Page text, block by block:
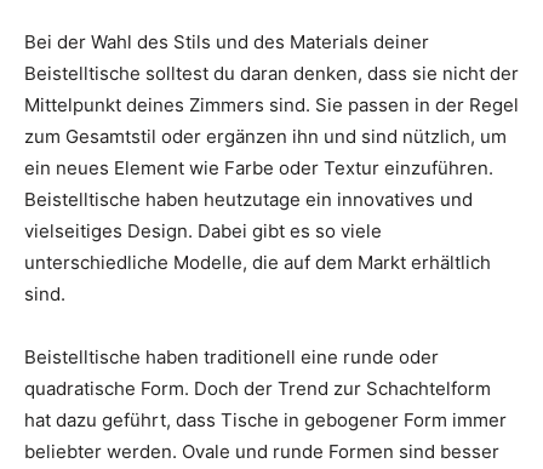
Bei der Wahl des Stils und des Materials deiner
Beistelltische solltest du daran denken, dass sie nicht der
Mittelpunkt deines Zimmers sind. Sie passen in der Regel
zum Gesamtstil oder ergänzen ihn und sind nützlich, um
ein neues Element wie Farbe oder Textur einzuführen.
Beistelltische haben heutzutage ein innovatives und
vielseitiges Design. Dabei gibt es so viele
unterschiedliche Modelle, die auf dem Markt erhältlich
sind.
Beistelltische haben traditionell eine runde oder
quadratische Form. Doch der Trend zur Schachtelform
hat dazu geführt, dass Tische in gebogener Form immer
beliebter werden. Ovale und runde Formen sind besser